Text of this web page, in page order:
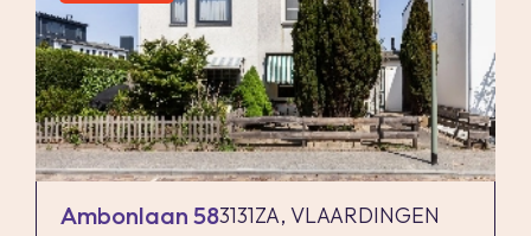
Ambonlaan 583131ZA, VLAARDINGEN